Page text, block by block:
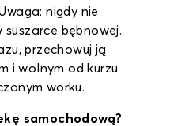
nigdy nie
suszarce bębnowej.
przechowuj ją
i wolnym od kurzu
worku.
samochodową?